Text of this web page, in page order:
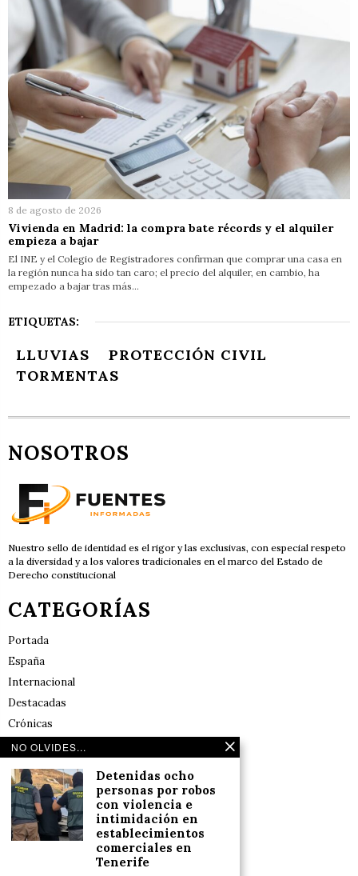
8 de agosto de 2026
Vivienda en Madrid: la compra bate récords y el alquiler
empieza a bajar
El INE y el Colegio de Registradores confirman que comprar una casa en
la región nunca ha sido tan caro; el precio del alquiler, en cambio, ha
empezado a bajar tras más…
ETIQUETAS:
LLUVIAS
PROTECCIÓN CIVIL
TORMENTAS
NOSOTROS
Nuestro sello de identidad es el rigor y las exclusivas, con especial respeto
a la diversidad y a los valores tradicionales en el marco del Estado de
Derecho constitucional
CATEGORÍAS
Portada
España
Internacional
Destacadas
Crónicas
Noticias de deportes en España
Reflexiones
LINKS
NO OLVIDES...
Detenidas ocho
personas por robos
con violencia e
intimidación en
establecimientos
comerciales en
Tenerife